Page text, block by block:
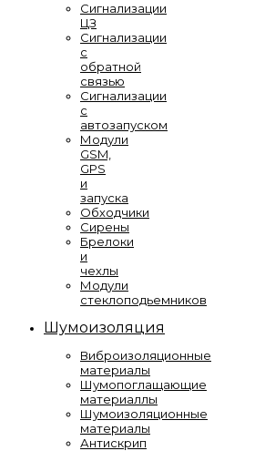
Сигнализации
ЦЗ
Сигнализации
с
обратной
связью
Сигнализации
с
автозапуском
Модули
GSM,
GPS
и
запуска
Обходчики
Сирены
Брелоки
и
чехлы
Модули
стеклоподьемников
Шумоизоляция
Виброизоляционные
материалы
Шумопоглащающие
материаллы
Шумоизоляционные
материалы
Антискрип